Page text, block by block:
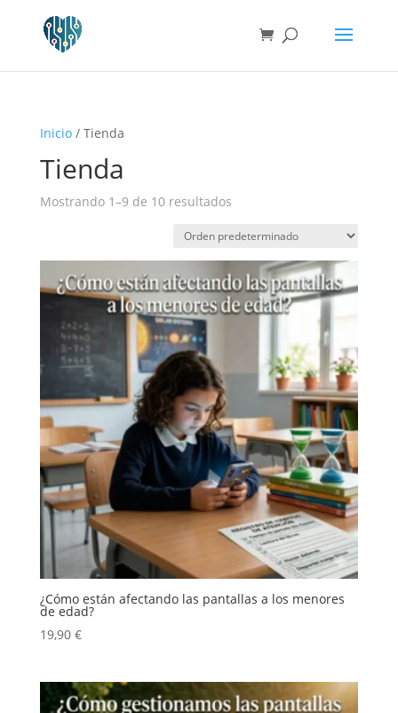
Inicio/ Tienda
Tienda
Mostrando 1–9 de 10 resultados
¿Cómo están afectando las pantallas a los menores
de edad?
19,90 €